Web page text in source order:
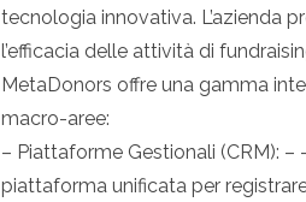
tecnologia innovativa. L’azienda
l’efficacia delle attività di
MetaDonors offre una gamma
macro-aree:
– Piattaforme Gestionali (CRM):
piattaforma unificata per